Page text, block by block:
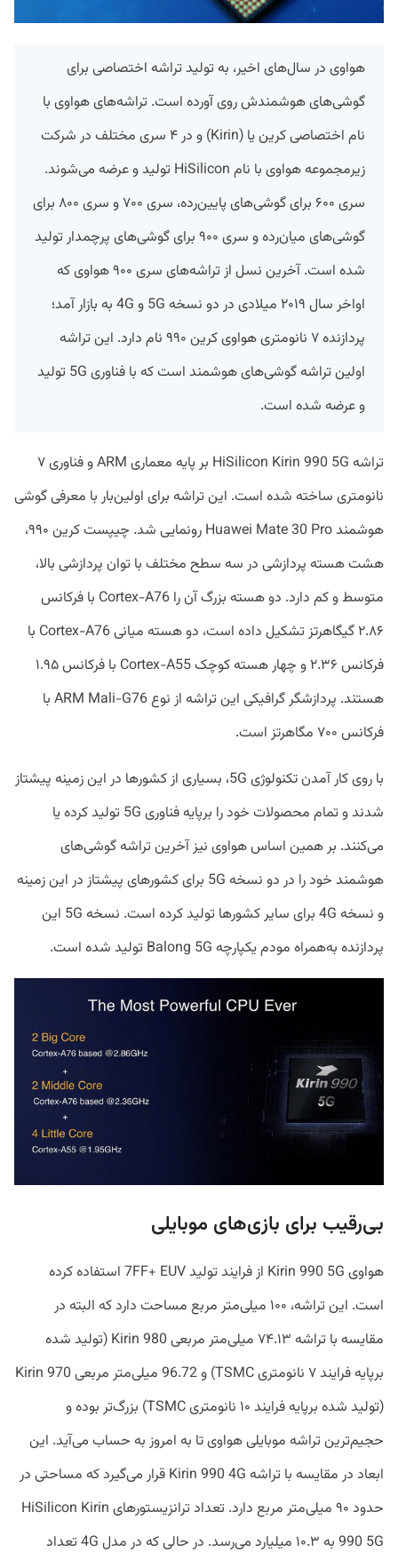
هواوی در سال‌های اخیر، به تولید تراشه اختصاصی برای
گوشی‌های هوشمندش روی آورده است. تراشه‌های هواوی با
نام اختصاصی کرین یا (Kirin) و در ۴ سری مختلف در شرکت
زیرمجموعه هواوی با نام HiSilicon تولید و عرضه می‌شوند.
سری ۶۰۰ برای گوشی‌های پایین‌رده، سری ۷۰۰ و سری ۸۰۰ برای
گوشی‌های میان‌رده و سری ۹۰۰ برای گوشی‌های پرچمدار تولید
شده است. آخرین نسل از تراشه‌های سری ۹۰۰ هواوی که
اواخر سال ۲۰۱۹ میلادی در دو نسخه 5G و 4G به بازار آمد؛
پردازنده ۷ نانومتری هواوی کرین ۹۹۰ نام دارد. این تراشه
اولین تراشه گوشی‌های هوشمند است که با فناوری 5G تولید
و عرضه شده است.
تراشه HiSilicon Kirin 990 5G بر پایه معماری ARM و فناوری ۷
نانومتری ساخته شده است. این تراشه برای اولین‌بار با معرفی گوشی
هوشمند Huawei Mate 30 Pro رونمایی شد. چیپست کرین ۹۹۰،
هشت هسته پردازشی در سه سطح مختلف با توان پردازشی بالا،
متوسط و کم دارد. دو هسته بزرگ آن را Cortex-A76 با فرکانس
۲.۸۶ گیگاهرتز تشکیل داده است، دو هسته میانی Cortex-A76 با
فرکانس ۲.۳۶ و چهار هسته کوچک Cortex-A55 با فرکانس ۱.۹۵
هستند. پردازشگر گرافیکی این تراشه از نوع ARM Mali-G76 با
فرکانس ۷۰۰ مگاهرتز است.
با روی کار آمدن تکنولوژی 5G، بسیاری از کشورها در این زمینه پیشتاز
شدند و تمام محصولات خود را برپایه فناوری 5G تولید کرده یا
می‌کنند. بر همین اساس هواوی نیز آخرین تراشه گوشی‌های
هوشمند خود را در دو نسخه 5G برای کشورهای پیشتاز در این زمینه
و نسخه 4G برای سایر کشور‌ها تولید کرده است. نسخه 5G این
پردازنده به‌همراه مودم یکپارچه Balong 5G تولید شده است.
بی‌رقیب برای بازی‌های موبایلی
هواوی Kirin 990 5G از فرایند تولید 7FF+ EUV استفاده کرده
است. این تراشه، ۱۰۰ میلی‌متر مربع مساحت دارد که البته در
مقایسه با تراشه ۷۴.۱۳ میلی‌متر مربعی Kirin 980 (تولید شده
برپایه فرایند ۷ نانومتری TSMC) و 96.72 میلی‌متر مربعی Kirin 970
(تولید شده برپایه فرایند ۱۰ نانومتری TSMC) بزرگ‌تر بوده و
حجیم‌ترین تراشه موبایلی هواوی تا به امروز به حساب می‌آید. این
ابعاد در مقایسه با تراشه Kirin 990 4G قرار می‌گیرد که مساحتی در
حدود ۹۰ میلی‌متر مربع دارد. تعداد ترانزیستورهای HiSilicon Kirin
990 5G به ۱۰.۳ میلیارد می‌رسد. در حالی که در مدل 4G تعداد